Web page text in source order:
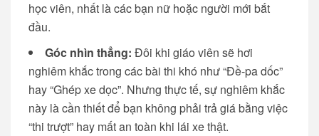
học viên, nhất là các bạn nữ hoặc người mới bắt
đầu.
Góc nhìn thẳng: Đôi khi giáo viên sẽ hơi
nghiêm khắc trong các bài thi khó như “Đề-pa dốc”
hay “Ghép xe dọc”. Nhưng thực tế, sự nghiêm khắc
này là cần thiết để bạn không phải trả giá bằng việc
“thi trượt” hay mất an toàn khi lái xe thật.